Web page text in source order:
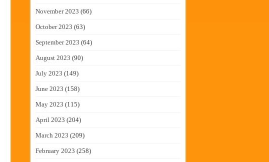
November 2023 (66)
October 2023 (63)
September 2023 (64)
August 2023 (90)
July 2023 (149)
June 2023 (158)
May 2023 (115)
April 2023 (204)
March 2023 (209)
February 2023 (258)